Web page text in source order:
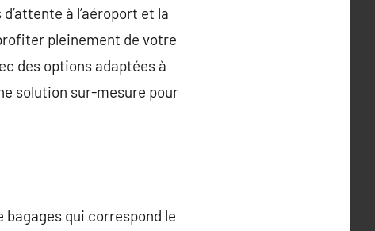
à l’aéroport et la
pleinement de votre
des options adaptées à
solution sur-mesure pour
qui correspond le